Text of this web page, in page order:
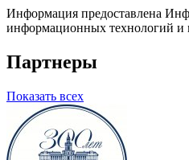
Информация предоставлена
информационных технологий и
Партнеры
Показать всех